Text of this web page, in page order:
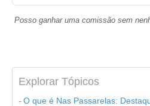
Posso ganhar uma comissão sem
Explorar Tópicos
O que é Nas Passarelas: